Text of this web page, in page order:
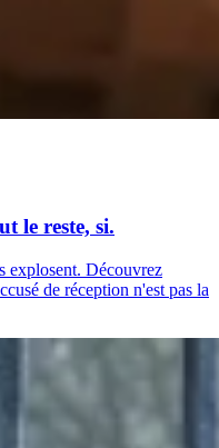
le reste, si.
explosent. Découvrez
de réception n'est pas la